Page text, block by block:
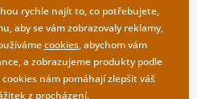
rychle najít to, co potřebujete,
aby se vám zobrazovaly reklamy,
cookies, abychom vám
a zobrazujeme produkty podle
nám pomáhají zlepšit váš
z procházení.